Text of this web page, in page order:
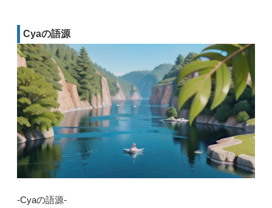
Cyaの語源
-Cyaの語源-